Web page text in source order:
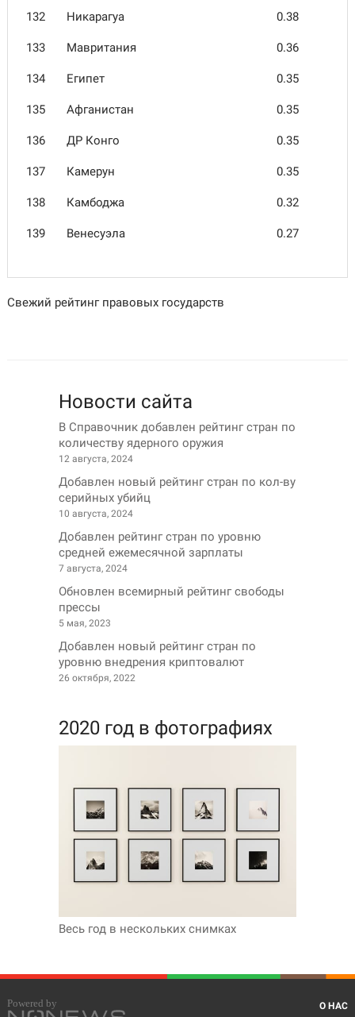
132 Никарагуа 0.38
133 Маври­тания 0.36
134 Египет 0.35
135 Афгани­стан 0.35
136 ДР Конго 0.35
137 Камерун 0.35
138 Камбоджа 0.32
139 Вене­суэла 0.27
Свежий рейтинг правовых государств
Новости сайта
В Справочник добавлен рейтинг стран по
количеству ядерного оружия
12 августа, 2024
Добавлен новый рейтинг стран по кол-ву
серийных убийц
10 августа, 2024
Добавлен рейтинг стран по уровню
средней ежемесячной зарплаты
7 августа, 2024
Обновлен всемирный рейтинг свободы
прессы
5 мая, 2023
Добавлен новый рейтинг стран по
уровню внедрения криптовалют
26 октября, 2022
2020 год в фотографиях
Весь год в нескольких снимках
О НАС